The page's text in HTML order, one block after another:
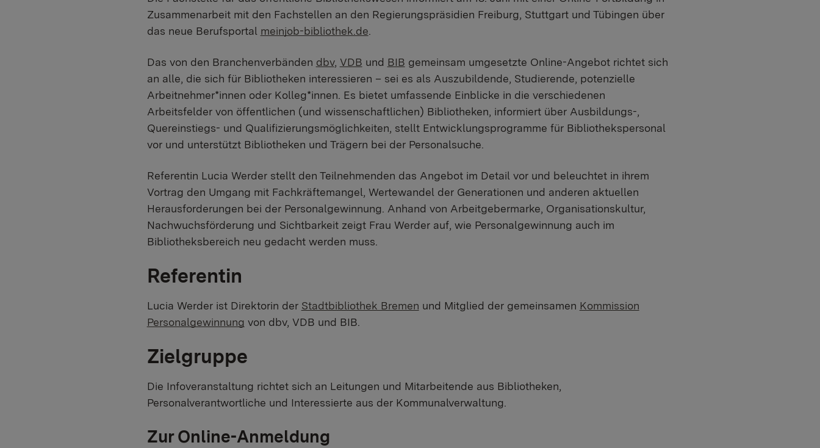
Zusammenarbeit mit den Fachstellen an den Regierungspräsidien Freiburg, Stuttgart und Tübingen über
das neue Berufsportal meinjob-bibliothek.de.
Das von den Branchenverbänden dbv, VDB und BIB gemeinsam umgesetzte Online-Angebot richtet sich
an alle, die sich für Bibliotheken interessieren – sei es als Auszubildende, Studierende, potenzielle
Arbeitnehmer*innen oder Kolleg*innen. Es bietet umfassende Einblicke in die verschiedenen
Arbeitsfelder von öffentlichen (und wissenschaftlichen) Bibliotheken, informiert über Ausbildungs-,
Quereinstiegs- und Qualifizierungsmöglichkeiten, stellt Entwicklungsprogramme für Bibliothekspersonal
vor und unterstützt Bibliotheken und Trägern bei der Personalsuche.
Referentin Lucia Werder stellt den Teilnehmenden das Angebot im Detail vor und beleuchtet in ihrem
Vortrag den Umgang mit Fachkräftemangel, Wertewandel der Generationen und anderen aktuellen
Herausforderungen bei der Personalgewinnung. Anhand von Arbeitgebermarke, Organisationskultur,
Nachwuchsförderung und Sichtbarkeit zeigt Frau Werder auf, wie Personalgewinnung auch im
Bibliotheksbereich neu gedacht werden muss.
Referentin
Lucia Werder ist Direktorin der Stadtbibliothek Bremen und Mitglied der gemeinsamen Kommission
Personalgewinnung von dbv, VDB und BIB.
Zielgruppe
Die Infoveranstaltung richtet sich an Leitungen und Mitarbeitende aus Bibliotheken,
Personalverantwortliche und Interessierte aus der Kommunalverwaltung.
Zur Online-Anmeldung